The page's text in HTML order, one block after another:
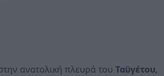
ανατολική πλευρά του Ταϋγέτου,